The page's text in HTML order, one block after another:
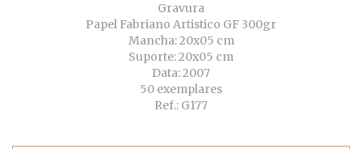
Gravura
Papel Fabriano Artistico GF 300gr
Mancha: 20x05 cm
Suporte: 20x05 cm
Data: 2007
50 exemplares
Ref.: G177